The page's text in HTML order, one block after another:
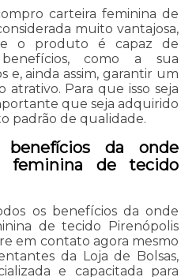
carteira feminina de
muito vantajosa,
o produto é capaz de
como a sua
e, ainda assim, garantir um
Para que isso seja
que seja adquirido
padrão de qualidade.
da onde
feminina de tecido
os benefícios da onde
de tecido Pirenópolis
em contato agora mesmo
da Loja de Bolsas,
e capacitada para